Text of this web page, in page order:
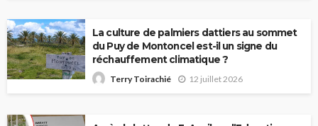
La culture de palmiers dattiers au sommet
du Puy de Montoncel est-il un signe du
réchauffement climatique ?
Terry Toirachié 12 juillet 2026